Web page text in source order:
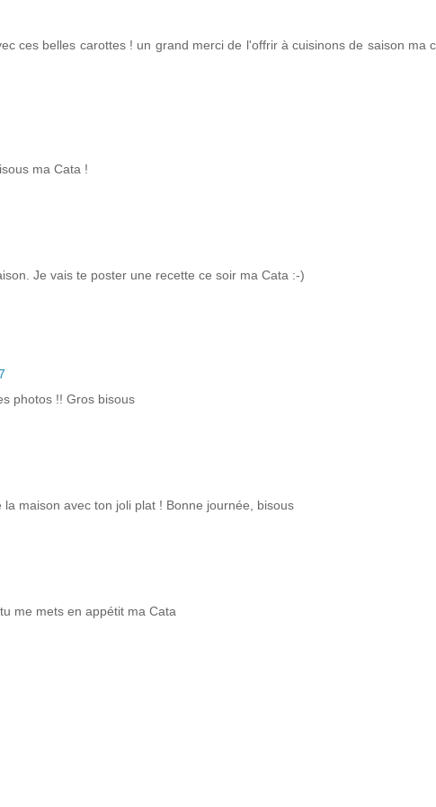
ces belles carottes ! un grand merci de l'offrir à cuisinons de saison ma
ma Cata !
Je vais te poster une recette ce soir ma Cata :-)
photos !! Gros bisous
maison avec ton joli plat ! Bonne journée, bisous
me mets en appétit ma Cata